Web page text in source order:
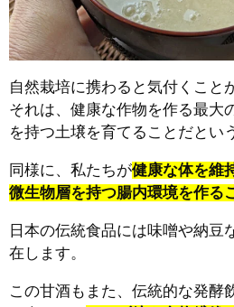
自然栽培に携わると気付くこと
それは、健康な作物を作る最大
を持つ土壌を育てることだとい
同様に、私たちが健康な体を維
微生物層を持つ腸内環境を作る
日本の伝統食品には味噌や納豆
在します。
この甘酒もまた、伝統的な発酵